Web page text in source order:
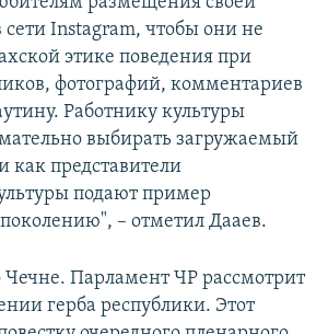
Instagram, чтобы они не
этике поведения при
фотографий, комментариев
Работнику культуры
выбирать загружаемый
как представители
подают пример
– отметил Дааев.
Парламент ЧР рассмотрит
герба республики. Этот